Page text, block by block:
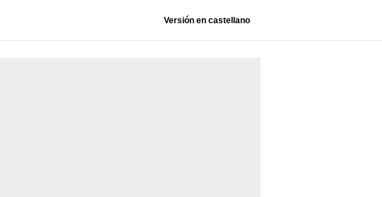
Versión en castellano